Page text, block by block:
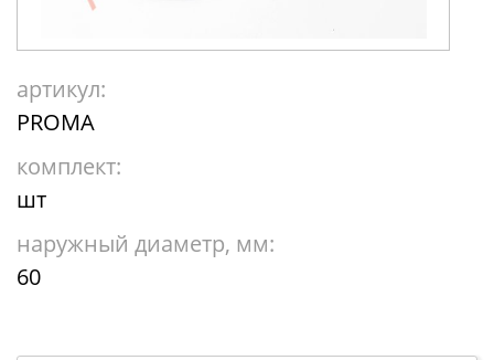
артикул:
PROMA
комплект:
шт
наружный диаметр, мм:
60